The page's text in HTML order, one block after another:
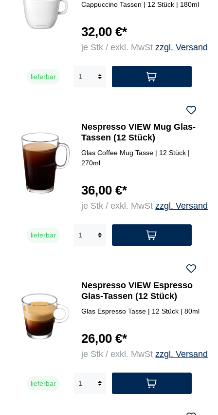
Cappuccino Tassen | 12 Stück | 180ml
32,00 €*
je Stk / exkl. MwStzzgl. Versand
lieferbar
Nespresso VIEW Mug Glas-
Tassen (12 Stück)
Glas Coffee Mug Tasse | 12 Stück |
270ml
36,00 €*
je Stk / exkl. MwStzzgl. Versand
lieferbar
Nespresso VIEW Espresso
Glas-Tassen (12 Stück)
Glas Espresso Tasse | 12 Stück | 80ml
26,00 €*
je Stk / exkl. MwStzzgl. Versand
lieferbar